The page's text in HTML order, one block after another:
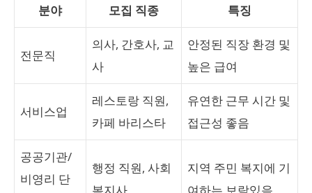
분야 모집 직종 특징
전문직
의사, 간호사, 교
사
안정된 직장 환경 및
높은 급여
서비스업
레스토랑 직원,
카페 바리스타
유연한 근무 시간 및
접근성 좋음
공공기관/
비영리 단
행정 직원, 사회
복지사
지역 주민 복지에 기
여하는 보람있음